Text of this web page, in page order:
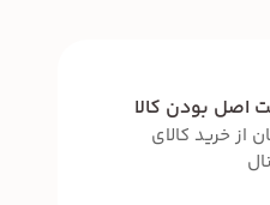
اصل بودن کالا
از خرید کالای